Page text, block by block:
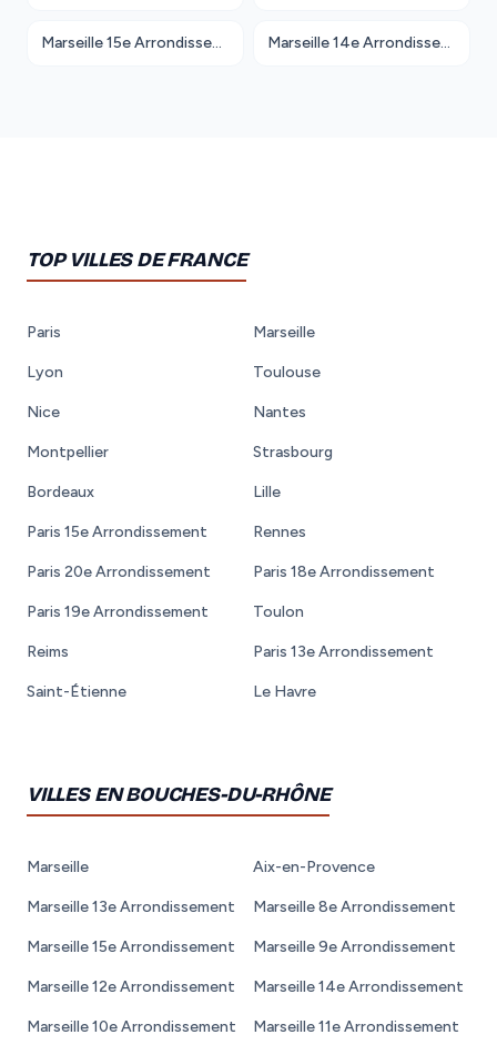
Marseille 15e Arrondissement Marseille 14e Arrondissement
TOP VILLES DE FRANCE
Paris Marseille
Lyon Toulouse
Nice Nantes
Montpellier Strasbourg
Bordeaux Lille
Paris 15e Arrondissement Rennes
Paris 20e Arrondissement Paris 18e Arrondissement
Paris 19e Arrondissement Toulon
Reims Paris 13e Arrondissement
Saint-Étienne Le Havre
VILLES EN BOUCHES-DU-RHÔNE
Marseille Aix-en-Provence
Marseille 13e Arrondissement Marseille 8e Arrondissement
Marseille 15e Arrondissement Marseille 9e Arrondissement
Marseille 12e Arrondissement Marseille 14e Arrondissement
Marseille 10e Arrondissement Marseille 11e Arrondissement